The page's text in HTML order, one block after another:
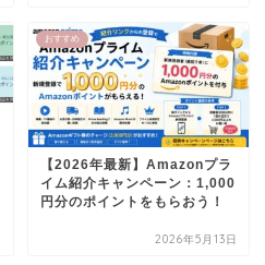
おすすめ
【2026年最新】Amazonプラ
イム紹介キャンペーン：1,000
円分のポイントをもらおう！
2026年5月13日